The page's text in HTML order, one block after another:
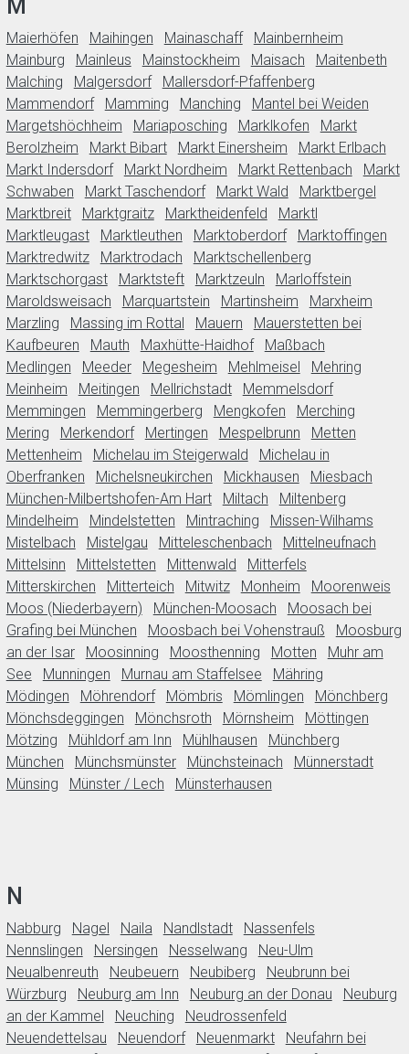
M
Maierhöfen Maihingen Mainaschaff
Mainbernheim
Mainburg
Mainleus Mainstockheim Maisach
Maitenbeth
Malching
Malgersdorf
Mallersdorf-Pfaffenberg
Mammendorf
Mamming Manching
Mantel bei Weiden
Margetshöchheim
Mariaposching Marklkofen
Markt
Berolzheim
Markt Bibart Markt Einersheim
Markt Erlbach
Markt Indersdorf
Markt Nordheim Markt Rettenbach
Markt
Schwaben
Markt Taschendorf Markt Wald
Marktbergel
Marktbreit
Marktgraitz Marktheidenfeld
Marktl
Marktleugast
Marktleuthen Marktoberdorf
Marktoffingen
Marktredwitz
Marktrodach
Marktschellenberg
Marktschorgast
Marktsteft Marktzeuln
Marloffstein
Maroldsweisach
Marquartstein Martinsheim
Marxheim
Marzling
Massing im Rottal Mauern
Mauerstetten bei
Kaufbeuren
Mauth Maxhütte-Haidhof
Maßbach
Medlingen
Meeder Megesheim Mehlmeisel
Mehring
Meinheim
Meitingen Mellrichstadt
Memmelsdorf
Memmingen
Memmingerberg Mengkofen
Merching
Mering
Merkendorf Mertingen Mespelbrunn
Metten
Mettenheim
Michelau im Steigerwald
Michelau in
Oberfranken
Michelsneukirchen Mickhausen
Miesbach
München-Milbertshofen-Am Hart
Miltach
Miltenberg
Mindelheim
Mindelstetten Mintraching
Missen-Wilhams
Mistelbach
Mistelgau Mitteleschenbach
Mittelneufnach
Mittelsinn
Mittelstetten Mittenwald
Mitterfels
Mitterskirchen
Mitterteich Mitwitz Monheim
Moorenweis
Moos (Niederbayern)
München-Moosach
Moosach bei
Grafing bei München
Moosbach bei Vohenstrauß
Moosburg
an der Isar
Moosinning Moosthenning Motten
Muhr am
See
Munningen Murnau am Staffelsee
Mähring
Mödingen
Möhrendorf Mömbris Mömlingen
Mönchberg
Mönchsdeggingen
Mönchsroth Mörnsheim
Möttingen
Mötzing
Mühldorf am Inn Mühlhausen
Münchberg
München
Münchsmünster Münchsteinach
Münnerstadt
Münsing
Münster / Lech Münsterhausen
N
Nabburg Nagel Naila Nandlstadt
Nassenfels
Nennslingen
Nersingen Nesselwang
Neu-Ulm
Neualbenreuth
Neubeuern Neubiberg
Neubrunn bei
Würzburg
Neuburg am Inn Neuburg an der Donau
Neuburg
an der Kammel
Neuching
Neudrossenfeld
Neuendettelsau
Neuendorf Neuenmarkt
Neufahrn bei